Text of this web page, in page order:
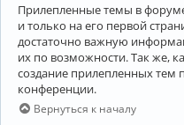
Прилепленные темы в
и только на его первой
достаточно важную
их по возможности. Так же,
создание прилепленных тем
конференции.
Вернуться к началу